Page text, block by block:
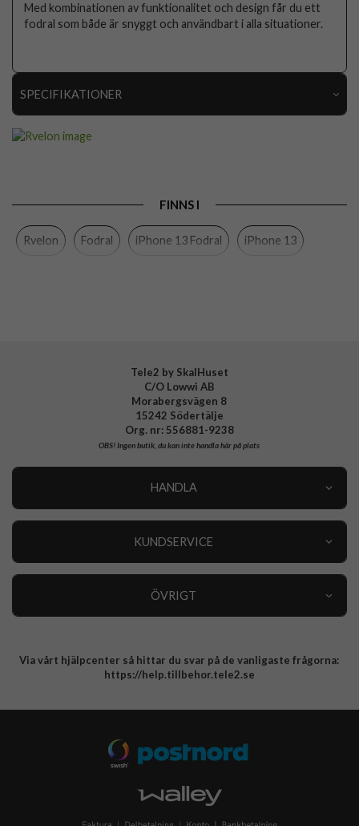
Med kombinationen av funktionalitet och design får du ett
fodral som både är snyggt och användbart i alla situationer.
SPECIFIKATIONER
Färg
FINNS I
Rvelon Fodral iPhone 13 Fodral iPhone 13
Tele2 by SkalHuset
C/O Lowwi AB
Morabergsvägen 8
15242 Södertälje
Org. nr: 556881-9238
OBS!Ingen butik, du kan inte handla här på plats
HANDLA
KUNDSERVICE
ÖVRIGT
Integritetspolicy
Via vårt hjälpcenter så hittar du svar på de vanligaste frågorna:
https://help.tillbehor.tele2.se